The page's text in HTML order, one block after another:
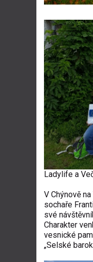
Ladylife a
V Chýnově
sochaře
své
Charakter
vesnické
„Selské